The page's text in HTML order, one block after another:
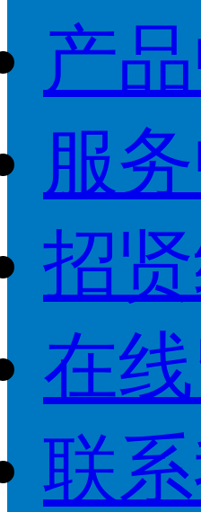
产
服
招
在
联